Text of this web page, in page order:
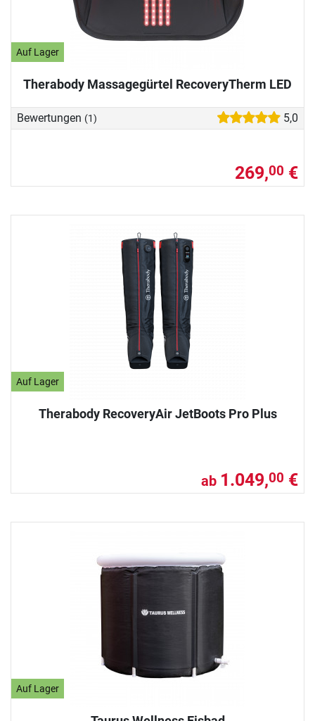
Auf Lager
Therabody Massagegürtel RecoveryTherm LED
Bewertungen (1) 5,0
269,00 €
Auf Lager
Therabody RecoveryAir JetBoots Pro Plus
ab 1.049,00 €
Auf Lager